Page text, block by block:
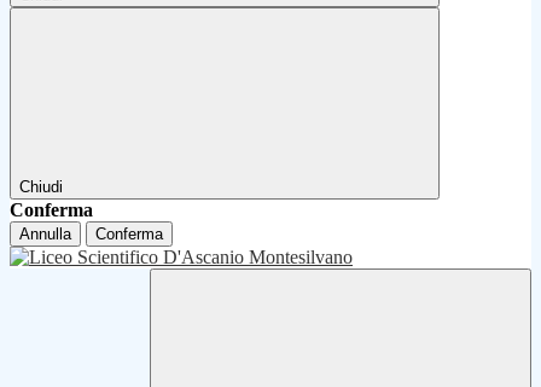
Chiudi
Conferma
Annulla Conferma